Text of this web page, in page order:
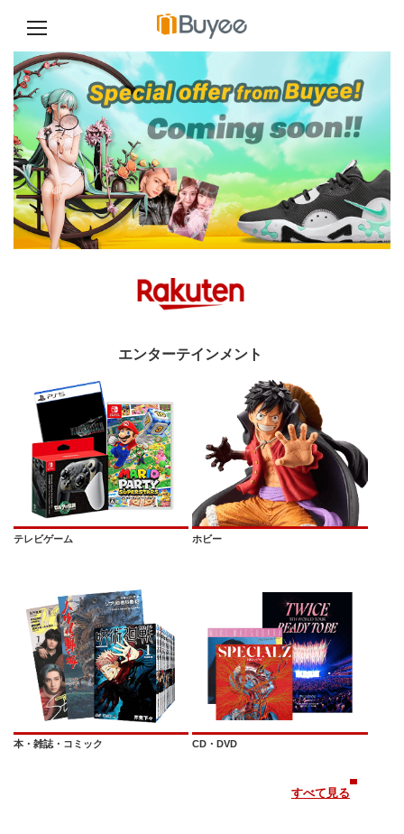
ン
テ
ン
ツ
へ
ス
キ
ッ
プ
エンターテインメント
テレビゲーム ホビー
本・雑誌・コミック CD・DVD
すべて見る